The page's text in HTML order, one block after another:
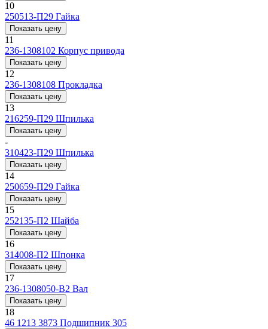
10
250513-П29 Гайка
Показать цену
11
236-1308102 Корпус привода
Показать цену
12
236-1308108 Прокладка
Показать цену
13
216259-П29 Шпилька
Показать цену
-
310423-П29 Шпилька
Показать цену
14
250659-П29 Гайка
Показать цену
15
252135-П2 Шайба
Показать цену
16
314008-П2 Шпонка
Показать цену
17
236-1308050-В2 Вал
Показать цену
18
46 1213 3873 Подшипник 305